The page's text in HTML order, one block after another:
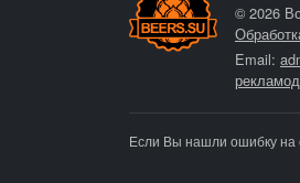
© 2026
Email:
Если Вы нашли ошибку на